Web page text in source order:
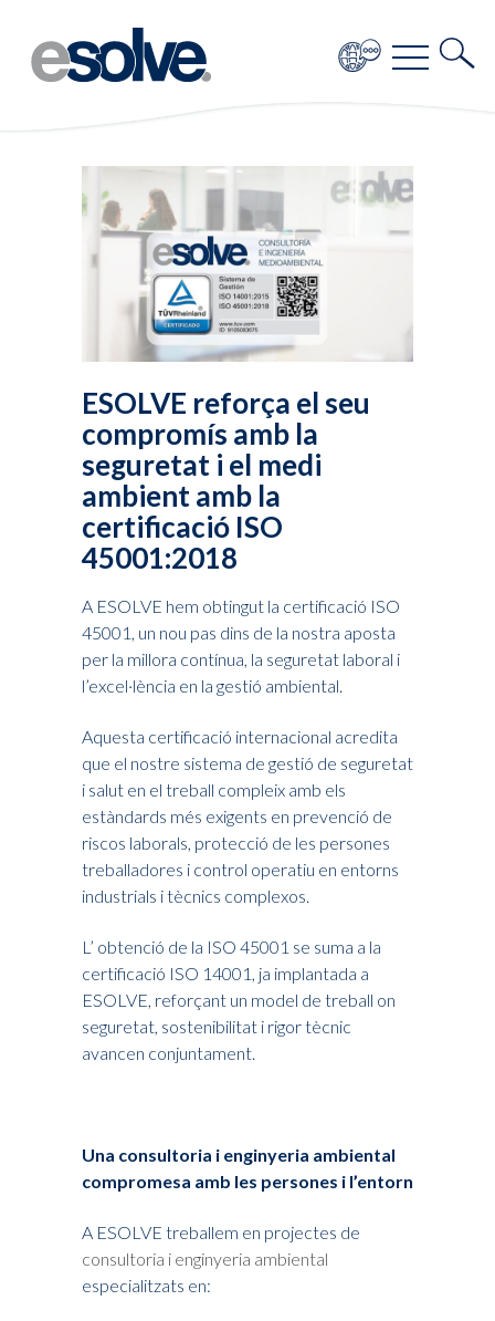
ESOLVE reforça el seu
compromís amb la
seguretat i el medi
ambient amb la
certificació ISO
45001:2018
A ESOLVE hem obtingut la certificació ISO
45001, un nou pas dins de la nostra aposta
per la millora contínua, la seguretat laboral i
l’excel·lència en la gestió ambiental.
Aquesta certificació internacional acredita
que el nostre sistema de gestió de seguretat
i salut en el treball compleix amb els
estàndards més exigents en prevenció de
riscos laborals, protecció de les persones
treballadores i control operatiu en entorns
industrials i tècnics complexos.
L’ obtenció de la ISO 45001 se suma a la
certificació ISO 14001, ja implantada a
ESOLVE, reforçant un model de treball on
seguretat, sostenibilitat i rigor tècnic
avancen conjuntament.
Una consultoria i enginyeria ambiental
compromesa amb les persones i l’entorn
A ESOLVE treballem en projectes de
consultoria i enginyeria ambiental
especialitzats en: